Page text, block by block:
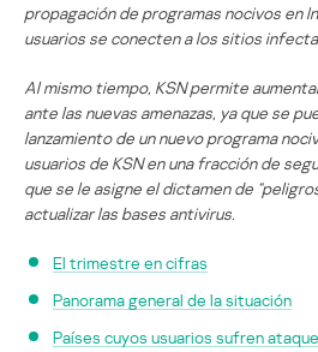
propagación de programas nocivos en
usuarios se conecten a los sitios
Al mismo tiempo, KSN permite
ante las nuevas amenazas, ya que se
lanzamiento de un nuevo programa
usuarios de KSN en una fracción de
que se le asigne el dictamen de
actualizar las bases antivirus.
El trimestre en cifras
Panorama general de la situación
Países cuyos usuarios sufren